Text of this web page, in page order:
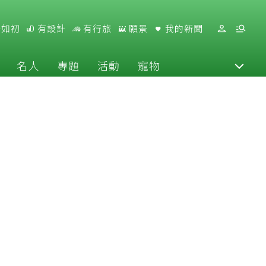
初 有設計 有行旅 願景 我的新聞
名人 專題 活動 寵物